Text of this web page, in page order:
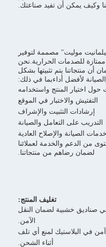
صناعتك.
لتوفير
بشكل
في ذلك:
واستخدامه
في الموقع
والإشراف
والصيانة
العادية
لعملائنا
منتجاتنا.
النقل
أي تلف